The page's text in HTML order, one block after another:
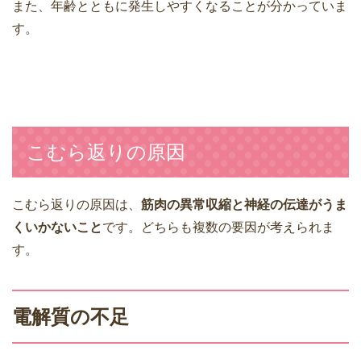
また、年齢とともに発生しやすくなることが分かっていま
す。
こむら返りの原因
こむら返りの原因は、 筋肉の異常収縮と神経の伝達がうま
くいかないことです。どちらも複数の要因が考えられま
す。
電解質の不足